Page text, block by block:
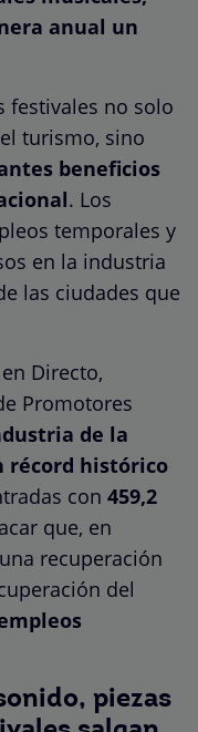
anual un
festivales no solo
turismo, sino
beneficios
. Los
temporales y
en la industria
las ciudades que
Directo,
Promotores
de la
récord histórico
con 459,2
que, en
recuperación
del
piezas